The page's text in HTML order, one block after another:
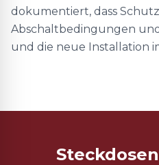
dokumentiert, dass
Abschaltbedingungen
und die neue Installation